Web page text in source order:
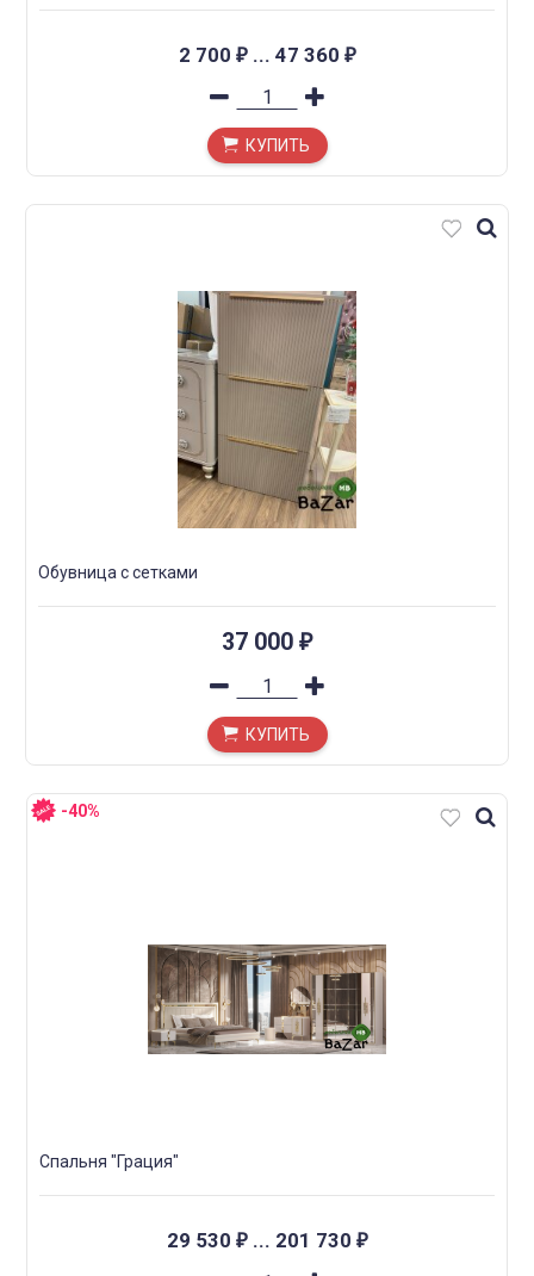
2 700 ₽... 47 360 ₽
КУПИТЬ
Обувница с сетками
37 000 ₽
КУПИТЬ
-40%
Спальня "Грация"
29 530 ₽... 201 730 ₽